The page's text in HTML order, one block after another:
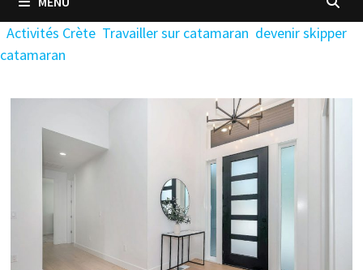
Activités Crète Travailler sur catamaran devenir skipper
catamaran